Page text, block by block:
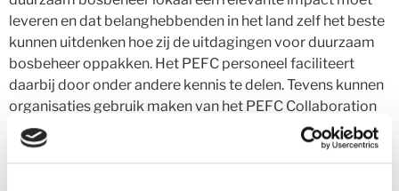
leveren en dat belanghebbenden in het land zelf het beste
kunnen uitdenken hoe zij de uitdagingen voor duurzaam
bosbeheer oppakken. Het PEFC personeel faciliteert
daarbij door onder andere kennis te delen. Tevens kunnen
organisaties gebruik maken van het PEFC Collaboration
Fund om duurzaam bosbeheer wereldwijd te bevorderen.
Jaarlijks kunnen non-profit organisaties en leden van